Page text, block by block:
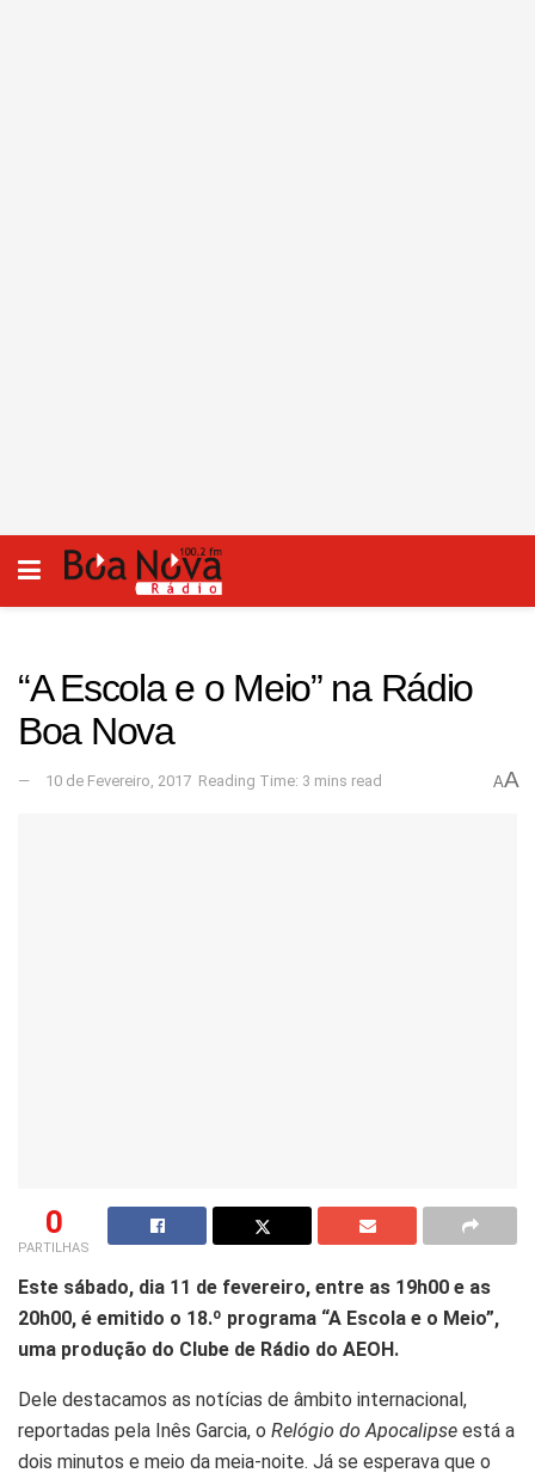
“A Escola e o Meio” na Rádio
Boa Nova
10 de Fevereiro, 2017 Reading Time: 3 mins read AA
0
PARTILHAS
Este sábado, dia 11 de fevereiro, entre as 19h00 e as
20h00, é emitido o 18.º programa “A Escola e o Meio”,
uma produção do Clube de Rádio do AEOH.
Dele destacamos as notícias de âmbito internacional,
reportadas pela Inês Garcia, o Relógio do Apocalipse está a
dois minutos e meio da meia-noite. Já se esperava que o